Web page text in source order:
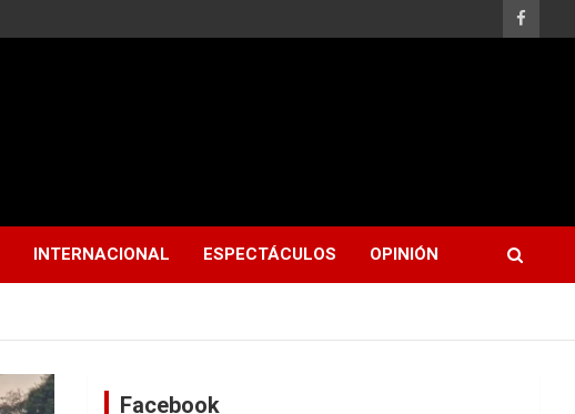
INTERNACIONAL ESPECTÁCULOS OPINIÓN
Facebook